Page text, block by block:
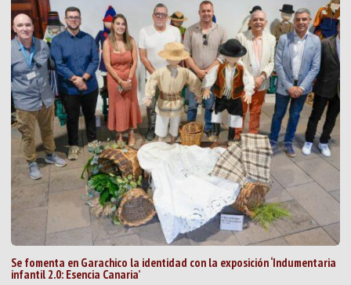
Se fomenta en Garachico la identidad con la exposición ‘Indumentaria
infantil 2.0: Esencia Canaria’